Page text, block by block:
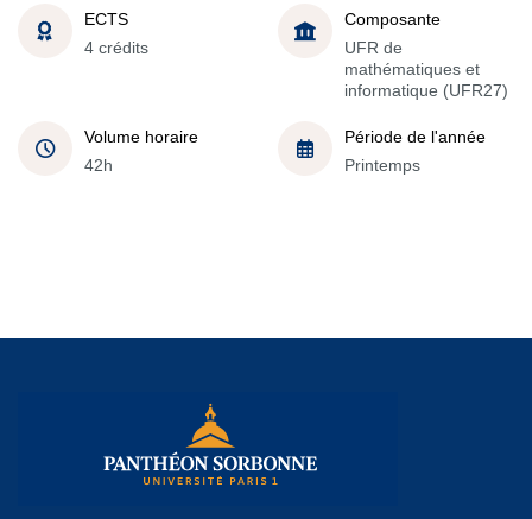
ECTS
4 crédits
Composante
UFR de
mathématiques et
informatique (UFR27)
Volume horaire
42h
Période de l'année
Printemps